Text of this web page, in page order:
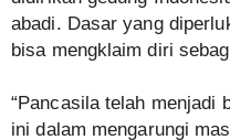
abadi. Dasar yang
bisa mengklaim diri
“Pancasila telah menjadi
ini dalam mengarungi